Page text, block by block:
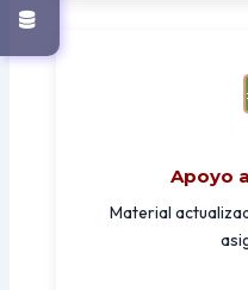
Apoyo
Material